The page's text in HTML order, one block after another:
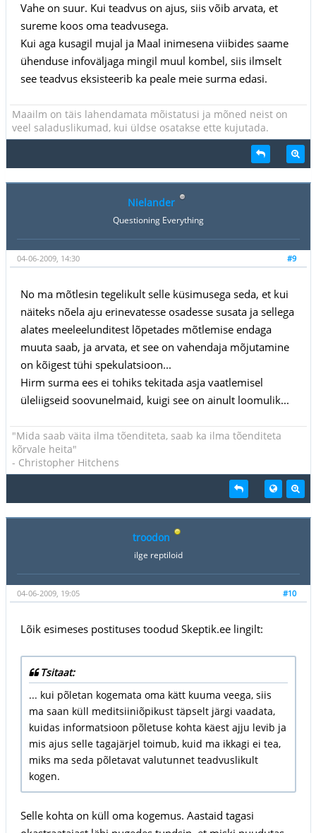
Vahe on suur. Kui teadvus on ajus, siis võib arvata, et
sureme koos oma teadvusega.
Kui aga kusagil mujal ja Maal inimesena viibides saame
ühenduse infoväljaga mingil muul kombel, siis ilmselt
see teadvus eksisteerib ka peale meie surma edasi.
Maailm on täis lahendamata mõistatusi ja mõned neist on
veel saladuslikumad, kui üldse osatakse ette kujutada.
Nielander
Questioning Everything
#9
04-06-2009, 14:30
No ma mõtlesin tegelikult selle küsimusega seda, et kui
näiteks nõela aju erinevatesse osadesse susata ja sellega
alates meeleelunditest lõpetades mõtlemise endaga
muuta saab, ja arvata, et see on vahendaja mõjutamine
on kõigest tühi spekulatsioon...
Hirm surma ees ei tohiks tekitada asja vaatlemisel
üleliigseid soovunelmaid, kuigi see on ainult loomulik...
"Mida saab väita ilma tõenditeta, saab ka ilma tõenditeta
kõrvale heita"
- Christopher Hitchens
troodon
ilge reptiloid
#10
04-06-2009, 19:05
Lõik esimeses postituses toodud Skeptik.ee lingilt:
Tsitaat:
... kui põletan kogemata oma kätt kuuma veega, siis
ma saan küll meditsiiniõpikust täpselt järgi vaadata,
kuidas informatsioon põletuse kohta käest ajju levib ja
mis ajus selle tagajärjel toimub, kuid ma ikkagi ei tea,
miks ma seda põletavat valutunnet teadvuslikult
kogen.
Selle kohta on küll oma kogemus. Aastaid tagasi